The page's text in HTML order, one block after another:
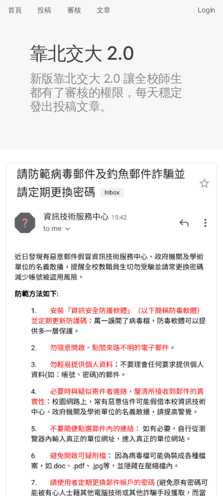
首頁 投稿 審核 文章 Login
靠北交大 2.0
新版靠北交大 2.0 讓全校師生
都有了審核的權限，每天穩定
發出投稿文章。